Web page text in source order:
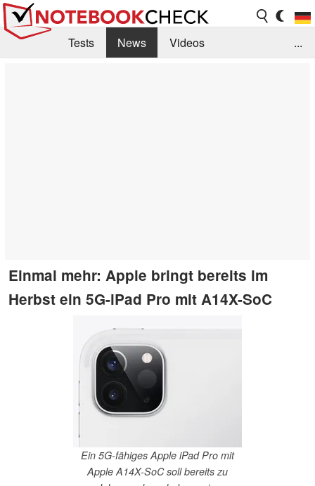
Tests News
Videos
...
Einmal mehr: Apple bringt bereits im
Herbst ein 5G-iPad Pro mit A14X-SoC
Ein 5G-fähiges Apple iPad Pro mit
Apple A14X-SoC soll bereits zu